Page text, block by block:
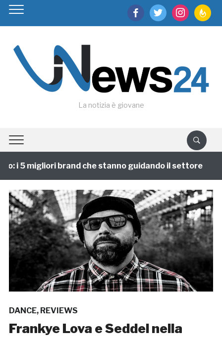
facebooktwitter instagram
La notizia è giovane
i 5 migliori brand che stanno guidando il settore
DANCE, REVIEWS
Frankye Lova e Seddel nella